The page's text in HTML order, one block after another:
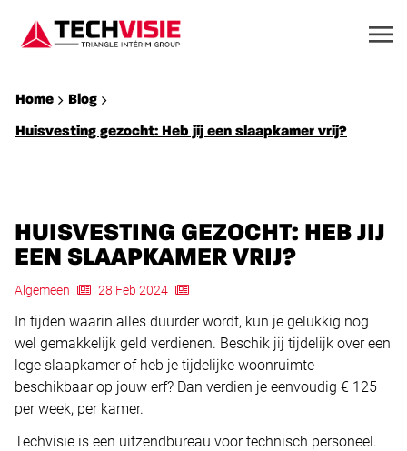
Home Blog
Huisvesting gezocht: Heb jij een slaapkamer vrij?
HUISVESTING GEZOCHT: HEB JIJ
EEN SLAAPKAMER VRIJ?
Algemeen 28 Feb 2024
In tijden waarin alles duurder wordt, kun je gelukkig nog
wel gemakkelijk geld verdienen. Beschik jij tijdelijk over een
lege slaapkamer of heb je tijdelijke woonruimte
beschikbaar op jouw erf? Dan verdien je eenvoudig € 125
per week, per kamer.
Techvisie is een uitzendbureau voor technisch personeel.